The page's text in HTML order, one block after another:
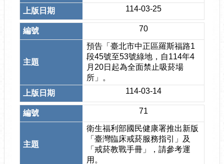
114-03-25
70
預告「臺北市中正區羅斯福路1
段45號至53號綠地，自114年4
月20日起為全面禁止吸菸場
所」。
114-03-14
71
衛生福利部國民健康署推出新版
「臺灣臨床戒菸服務指引」及
「戒菸教戰手冊」，請參考運
用。